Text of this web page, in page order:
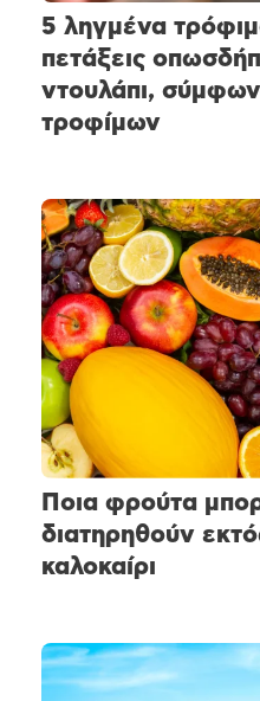
5 ληγμένα
πετάξεις
ντουλάπι,
τροφίμων
Ποια φρούτα
διατηρηθούν
καλοκαίρι